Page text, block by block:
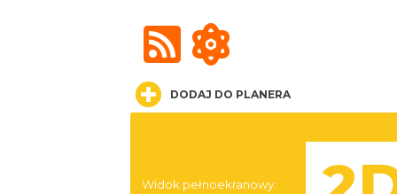
DODAJ DO PLANERA
Widok pełnoekranowy: